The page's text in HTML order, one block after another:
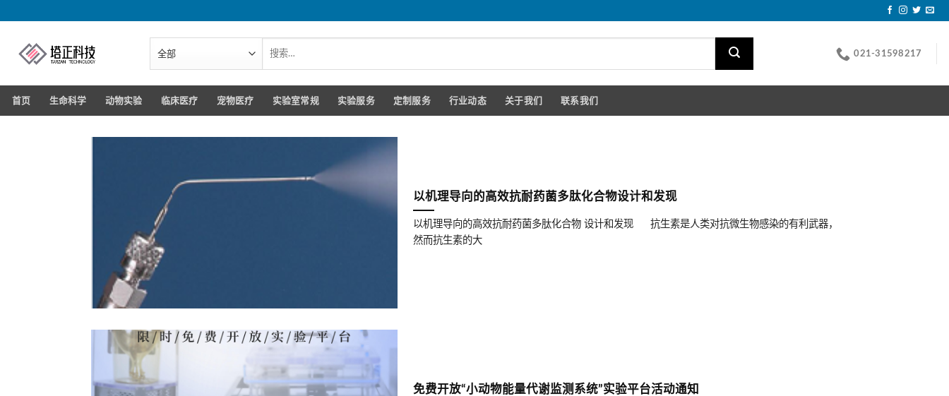
索：
021-31598217
首页 生命科学 动物实验 临床医疗 宠物医疗 实验室常规 实验服务 定制服务 行业动态 关于我们 联系我们
以机理导向的高效抗耐药菌多肽化合物设计和发现
以机理导向的高效抗耐药菌多肽化合物 设计和发现 抗生素是人类对抗微生物感染的有利武器，
然而抗生素的大
免费开放“小动物能量代谢监测系统”实验平台活动通知